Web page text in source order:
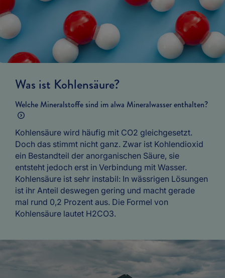
Was ist Kohlensäure?
Welche Mineralstoffe sind im alwa Mineralwasser enthalten?
Kohlensäure wird häufig mit CO2 gleichgesetzt.
Doch das stimmt nicht ganz. Zwar ist Kohlendioxid
ein Bestandteil der anorganischen Säure, sie
entsteht jedoch erst in Verbindung mit Wasser.
Kohlensäure ist sehr instabil: In wässrigen Lösungen
ist ihr Anteil deswegen gering und macht gerade
mal rund 0,2 Prozent aus. Die Formel von
Kohlensäure lautet H2CO3.